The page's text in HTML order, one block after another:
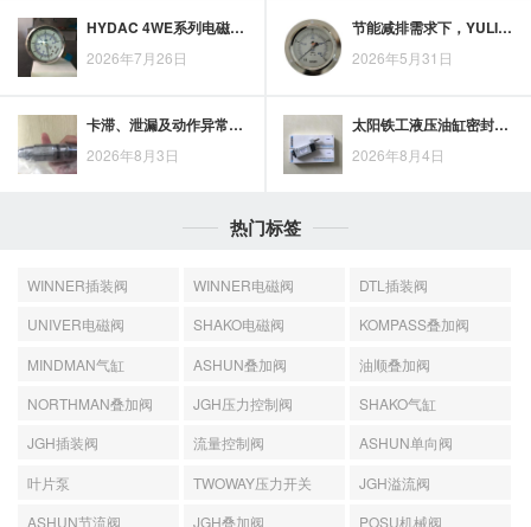
HYDAC 4WE系列电磁换向阀为何受到工程师关注？从回路控制需求看
2026年7月26日
节能减排需求下，YULILA高压齿轮泵的工业应用观察
2026年5月31日
卡滞、泄漏及动作异常出现时，jgh插装阀的维护排查思路
2026年8月3日
太阳铁工液压油缸密封圈：从基础认识到应用要点
2026年8月4日
热门标签
WINNER插装阀 WINNER电磁阀
DTL插装阀
UNIVER电磁阀
SHAKO电磁阀
KOMPASS叠加阀
MINDMAN气缸
ASHUN叠加阀
油顺叠加阀
NORTHMAN叠加阀
JGH压力控制阀
SHAKO气缸
JGH插装阀
流量控制阀
ASHUN单向阀
叶片泵
TWOWAY压力开关
JGH溢流阀
ASHUN节流阀
JGH叠加阀 POSU机械阀